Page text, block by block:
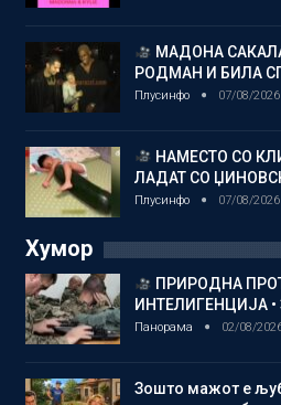
МАДОНА
РОДМАН И БИЛА
Плусинфо 07/08/2026
НАМЕСТО СО
ЛАДАТ СО
Плусинфо 07/08/2026
Хумор
ПРИРОДНА
ИНТЕЛИГЕНЦИЈА
Панорама 02/08/
Зошто мажот е